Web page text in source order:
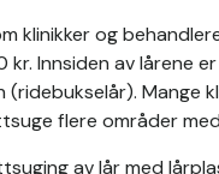
klinikker og
Innsiden av lårene
Mange
flere områder
av lår med